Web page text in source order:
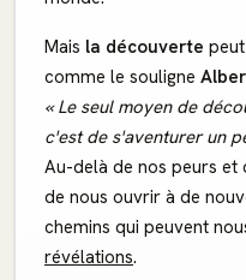
Mais la découverte
comme le souligne
« Le seul moyen de
c'est de s'aventurer un
Au-delà de nos peurs et
de nous ouvrir à de
chemins qui peuvent
révélations.